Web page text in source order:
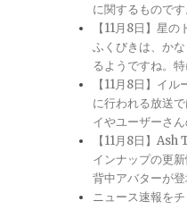
に関するもので
【11月8日】星
ふくびきは、か
るようですね。
【11月8日】イ
に行われる放送
イやユーザーさ
【11月8日】
インナップの更
背中アバターが
ニュース速報を